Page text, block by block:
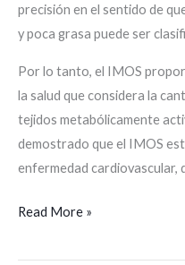
precisión en el sentido de
y poca grasa puede ser
Por lo tanto, el IMOS
la salud que considera la
tejidos metabólicamente
demostrado que el IMOS
enfermedad cardiovascular,
Read More »